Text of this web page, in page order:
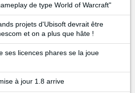
de type World of Warcraft"
projets d'Ubisoft devrait être
et on a plus que hâte !
ses licences phares se la joue
à jour 1.8 arrive